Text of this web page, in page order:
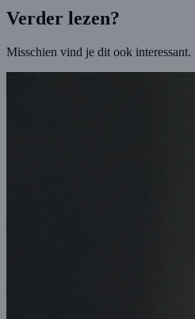
Verder lezen?
Misschien vind je dit ook interessant.